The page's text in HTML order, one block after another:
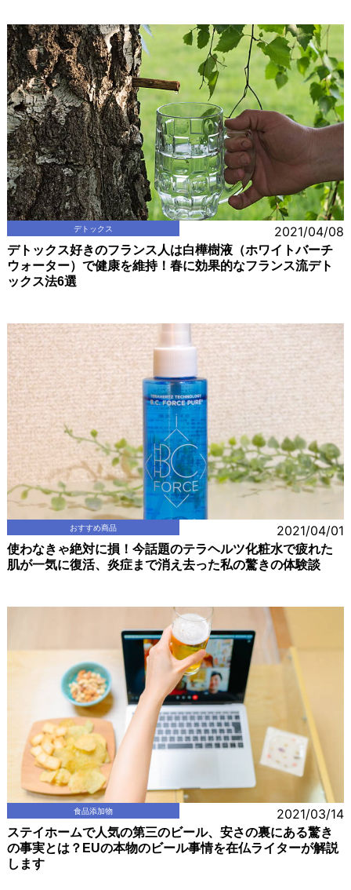
デトックス 2021/04/08
デトックス好きのフランス人は白樺樹液（ホワイトバーチ
ウォーター）で健康を維持！春に効果的なフランス流デト
ックス法6選
おすすめ商品 2021/04/01
使わなきゃ絶対に損！今話題のテラヘルツ化粧水で疲れた
肌が一気に復活、炎症まで消え去った私の驚きの体験談
食品添加物 2021/03/14
ステイホームで人気の第三のビール、安さの裏にある驚き
の事実とは？EUの本物のビール事情を在仏ライターが解説
します